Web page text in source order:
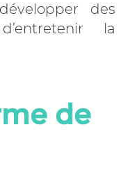
des
la
de